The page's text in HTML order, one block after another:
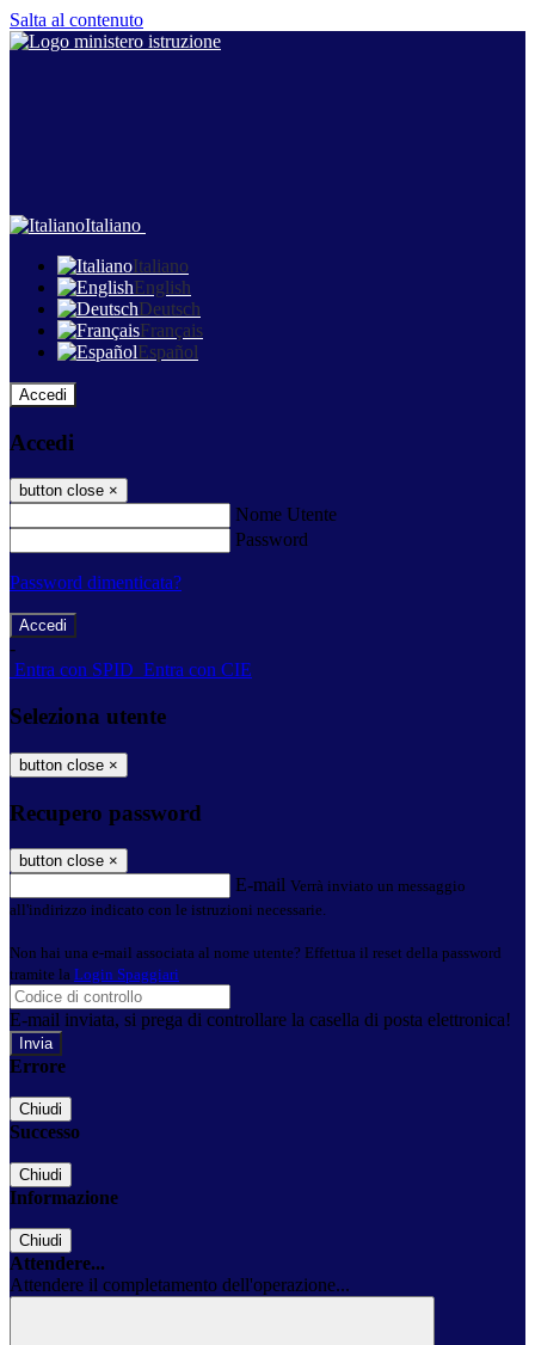
Salta al contenuto
Italiano
Italiano
English
Deutsch
Français
Español
Accedi
Accedi
button close ×
Nome Utente
Password
Password dimenticata?
-
Entra con SPID Entra con CIE
Seleziona utente
button close ×
Recupero password
button close ×
E-mail Verrà inviato un messaggio
all'indirizzo indicato con le istruzioni necessarie.
Non hai una e-mail associata al nome utente? Effettua il reset della password
tramite la Login Spaggiari
E-mail inviata, si prega di controllare la casella di posta elettronica!
Errore
Chiudi
Successo
Chiudi
Informazione
Chiudi
Attendere...
Attendere il completamento dell'operazione...